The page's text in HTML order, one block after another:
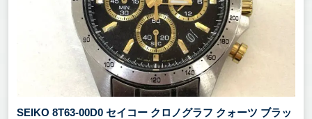
SEIKO 8T63-00D0 セイコー クロノグラフ クォーツ ブラッ